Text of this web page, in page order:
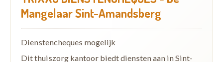
Mangelaar Sint-Amandsberg
Dienstencheques mogelijk
Dit thuiszorg kantoor biedt diensten aan in Sint-